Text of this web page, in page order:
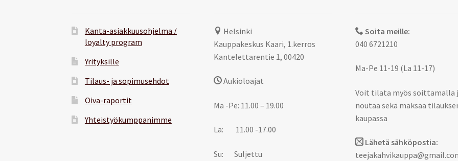
Kanta-asiakkuusohjelma /
loyalty program
Yrityksille
Tilaus- ja sopimusehdot
Oiva-raportit
Yhteistyökumppanimme
Helsinki
Kauppakeskus Kaari, 1.kerros
Kantelettarentie 1, 00420
Aukioloajat
Ma -Pe: 11.00 – 19.00
La: 11.00 -17.00
Su: Suljettu
Soita meille:
040 6721210
Ma-Pe 11-19 (La 11-17)
Voit tilata myös soittamalla
noutaa sekä maksaa
kaupassa
Lähetä sähköpostia: